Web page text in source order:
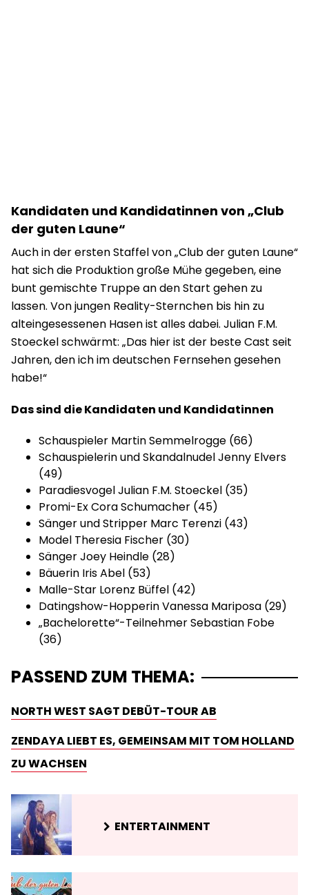
Kandidaten und Kandidatinnen von „Club
der guten Laune“
Auch in der ersten Staffel von „Club der guten Laune“
hat sich die Produktion große Mühe gegeben, eine
bunt gemischte Truppe an den Start gehen zu
lassen. Von jungen Reality-Sternchen bis hin zu
alteingesessenen Hasen ist alles dabei. Julian F.M.
Stoeckel schwärmt: „Das hier ist der beste Cast seit
Jahren, den ich im deutschen Fernsehen gesehen
habe!“
Das sind die Kandidaten und Kandidatinnen
Schauspieler Martin Semmelrogge (66)
Schauspielerin und Skandalnudel Jenny Elvers
(49)
Paradiesvogel Julian F.M. Stoeckel (35)
Promi-Ex Cora Schumacher (45)
Sänger und Stripper Marc Terenzi (43)
Model Theresia Fischer (30)
Sänger Joey Heindle (28)
Bäuerin Iris Abel (53)
Malle-Star Lorenz Büffel (42)
Datingshow-Hopperin Vanessa Mariposa (29)
„Bachelorette“-Teilnehmer Sebastian Fobe
(36)
PASSEND ZUM THEMA:
NORTH WEST SAGT DEBÜT-TOUR AB
ZENDAYA LIEBT ES, GEMEINSAM MIT TOM HOLLAND
ZU WACHSEN
ENTERTAINMENT